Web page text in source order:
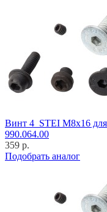
Винт 4_STEI M8x16
990.064.00
359 р.
Подобрать аналог